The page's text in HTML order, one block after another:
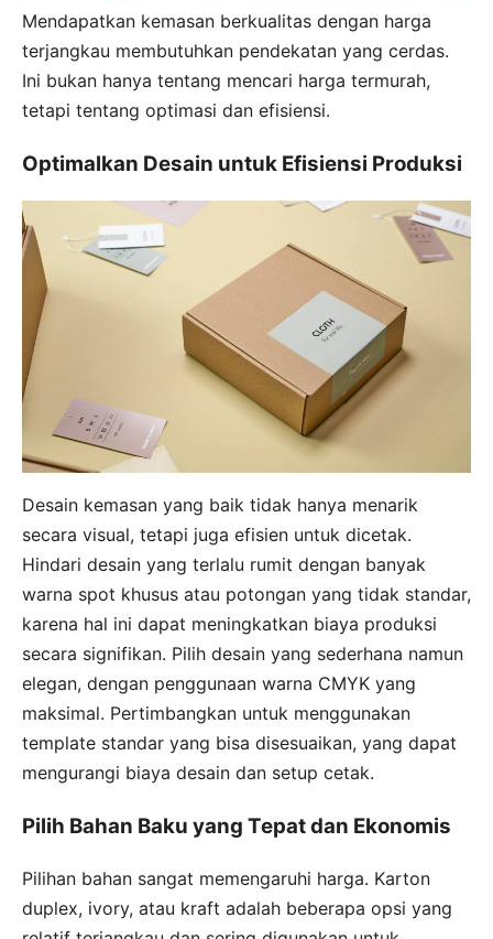
Mendapatkan kemasan berkualitas dengan harga
terjangkau membutuhkan pendekatan yang cerdas.
Ini bukan hanya tentang mencari harga termurah,
tetapi tentang optimasi dan efisiensi.
Optimalkan Desain untuk Efisiensi Produksi
Desain kemasan yang baik tidak hanya menarik
secara visual, tetapi juga efisien untuk dicetak.
Hindari desain yang terlalu rumit dengan banyak
warna spot khusus atau potongan yang tidak standar,
karena hal ini dapat meningkatkan biaya produksi
secara signifikan. Pilih desain yang sederhana namun
elegan, dengan penggunaan warna CMYK yang
maksimal. Pertimbangkan untuk menggunakan
template standar yang bisa disesuaikan, yang dapat
mengurangi biaya desain dan setup cetak.
Pilih Bahan Baku yang Tepat dan Ekonomis
Pilihan bahan sangat memengaruhi harga. Karton
duplex, ivory, atau kraft adalah beberapa opsi yang